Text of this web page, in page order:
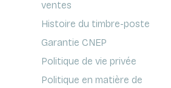
ventes
Histoire du timbre-poste
Garantie CNEP
Politique de vie privée
Politique en matière de